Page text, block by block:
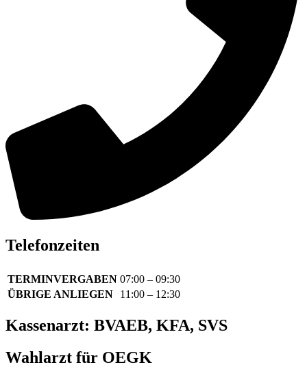
Telefonzeiten
TERMINVERGABEN 07:00 – 09:30
ÜBRIGE ANLIEGEN
11:00 – 12:30
Kassenarzt: BVAEB, KFA, SVS
Wahlarzt für OEGK